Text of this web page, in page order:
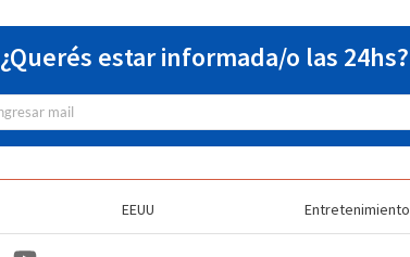
¿Querés estar informada/o las 24hs?
EEUU Entretenimiento